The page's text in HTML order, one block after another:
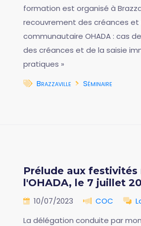
formation est organisé à
recouvrement des créances
communautaire OHADA : cas
des créances et de la saisie
pratiques »
Brazzaville
Séminaire
Prélude aux
l'OHADA, le 7 juillet
10/07/2023 COC
La délégation conduite par